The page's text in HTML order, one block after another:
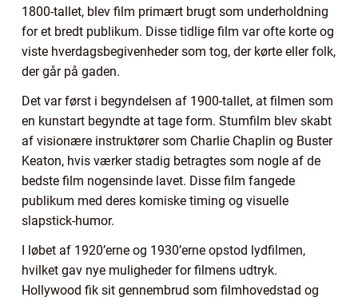
1800-tallet, blev film primært brugt som underholdning
for et bredt publikum. Disse tidlige film var ofte korte og
viste hverdagsbegivenheder som tog, der kørte eller folk,
der går på gaden.
Det var først i begyndelsen af 1900-tallet, at filmen som
en kunstart begyndte at tage form. Stumfilm blev skabt
af visionære instruktører som Charlie Chaplin og Buster
Keaton, hvis værker stadig betragtes som nogle af de
bedste film nogensinde lavet. Disse film fangede
publikum med deres komiske timing og visuelle
slapstick-humor.
I løbet af 1920’erne og 1930’erne opstod lydfilmen,
hvilket gav nye muligheder for filmens udtryk.
Hollywood fik sit gennembrud som filmhovedstad og